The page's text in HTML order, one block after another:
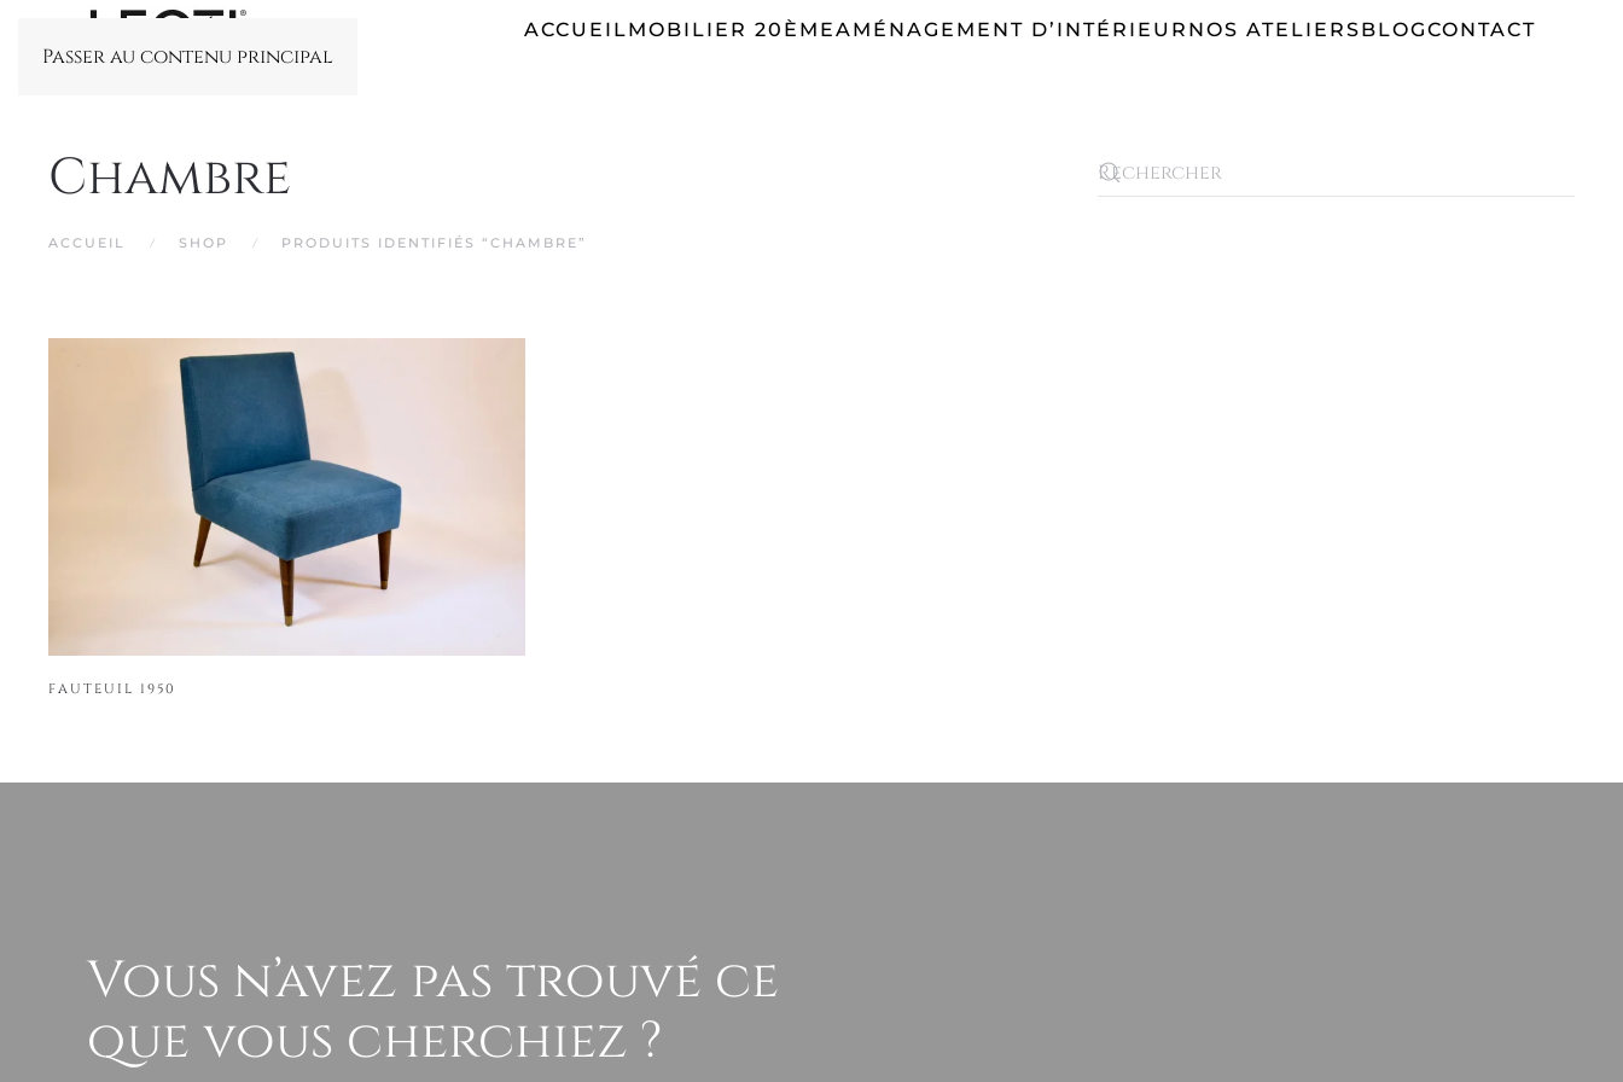
Passer au contenu principal
ACCUEILMOBILIER 20ÈMEAMÉNAGEMENT D’INTÉRIEUR NOS ATELIERSBLOGCONTACT
Chambre
ACCUEIL SHOP PRODUITS IDENTIFIÉS “CHAMBRE”
FAUTEUIL 1950
Vous n’avez pas trouvé ce
que vous cherchiez ?